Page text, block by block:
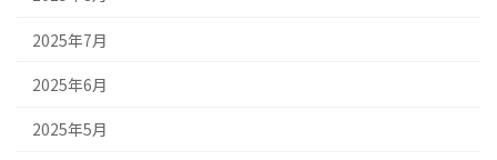
2025年7月
2025年6月
2025年5月